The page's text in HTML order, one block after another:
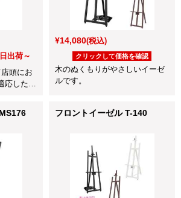
出荷～
頭にお
したア
¥14,080(税込)
クリックして価格を確認
木のぬくもりがやさしいイーゼ
ルです。
フロントイーゼル T-140